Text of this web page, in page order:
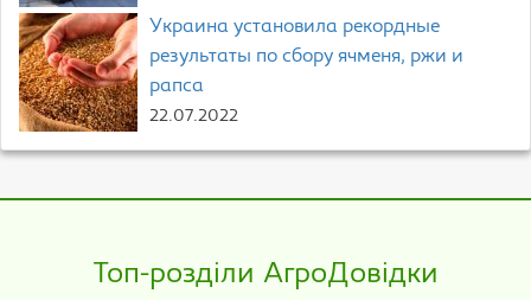
Украина установила рекордные
результаты по сбору ячменя, ржи и
рапса
22.07.2022
Топ-розділи АгроДовідки